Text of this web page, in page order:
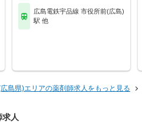
広島電鉄宇品線 市役所前(広島)
駅 他
島県)エリアの薬剤師求人をもっと見る
求人